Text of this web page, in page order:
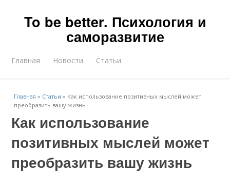
To be better. Психология и
саморазвитие
Главная Новости Статьи
Главная » Статьи » Как использование позитивных мыслей может
преобразить вашу жизнь
Как использование
позитивных мыслей может
преобразить вашу жизнь